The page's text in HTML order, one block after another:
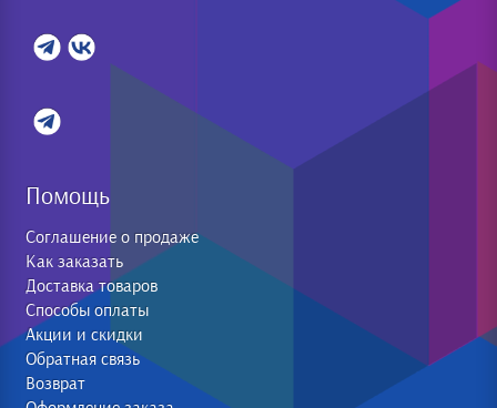
Помощь
Соглашение о продаже
Как заказать
Доставка товаров
Способы оплаты
Акции и скидки
Обратная связь
Возврат